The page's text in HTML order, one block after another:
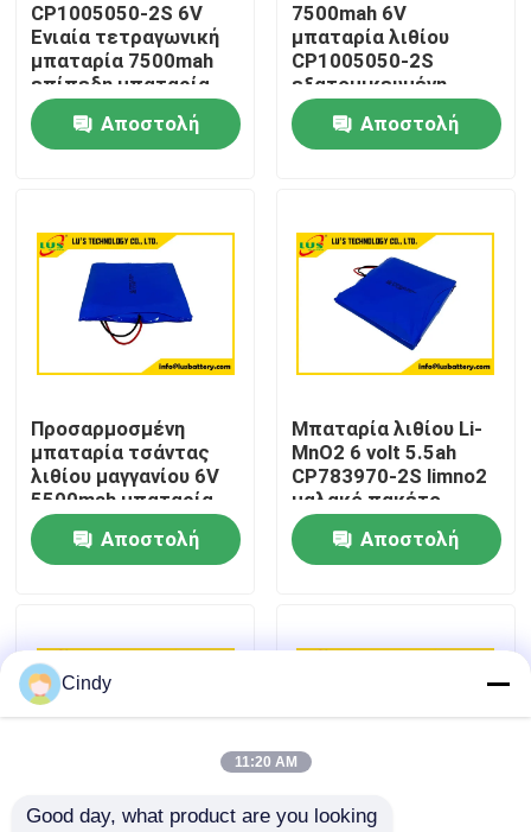
Σπίτι
Περίπου εμείς
Γύρος εργοστασίων
Ποιοτικός έλεγχος
Μας ελάτε σε επαφή με
Περιπτώσεις
Μπαταρία διοξειδίου μαγγάνιου λίθιου
CP1005050-2S 6V
Ενιαία τετραγωνική
μπαταρία 7500mah
επίπεδη μπαταρία
λιθίου Προσαρμογή
Αποστολή
7500mah 6V
μπαταρία λιθίου
CP1005050-2S
εξατομικευμένη
μπαταρία
πρωταρχικού λιθίου
Αποστολή
Προσαρμοσμένη
μπαταρία τσάντας
λιθίου μαγγανίου 6V
5500mah μπαταρία
λεπτών κυττάρων
CP783970-2S
μπαταρία
Αποστολή
Μπαταρία λιθίου Li-
MnO2 6 volt 5.5ah
CP783970-2S limno2
μαλακό πακέτο
μπαταριών
εργοστασίου OEM
Αποστολή
Cindy
11:20 AM
Good day, what product are you looking